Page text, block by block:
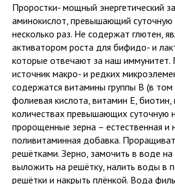
Проростки- мощный энергетический
аминокислот, превышающий суточную
несколько раз. Не содержат глютен,
активатором роста для бифидо- и
которые отвечают за наш иммунитет.
источник макро- и редких
содержатся витамины группы В (в том
фолиевая кислота, витамин Е, биотин,
количествах превышающих суточную
пророщенные зерна – естественная и
поливитаминная добавка.
решётками. Зерно, замочить в воде на
выложить на решётку, налить воды в
решётки и накрыть плёнкой. Вода